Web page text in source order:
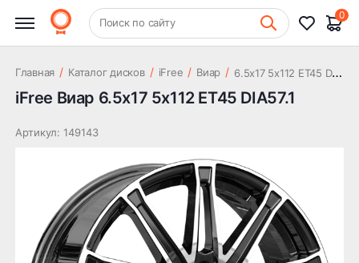
+7 (831) 261-35-35 Шиномонтаж
Поиск по сайту
0
Главная / Каталог дисков / iFree / Виар / 6
.5x17 5x112 ET45 DIA57.1
iFree Виар 6.5x17 5x112 ET45 DIA57.1
Артикул: 149143